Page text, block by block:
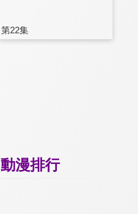
第22集
動漫排行